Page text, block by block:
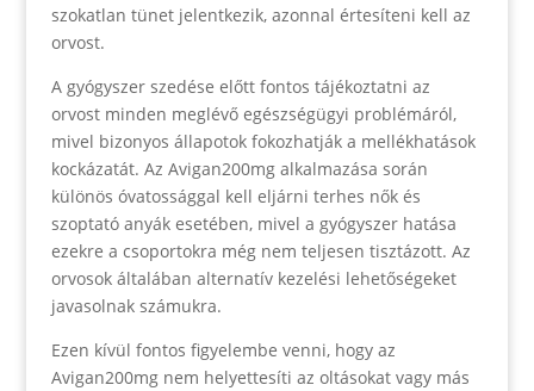
szokatlan tünet jelentkezik, azonnal értesíteni kell az
orvost.
A gyógyszer szedése előtt fontos tájékoztatni az
orvost minden meglévő egészségügyi problémáról,
mivel bizonyos állapotok fokozhatják a mellékhatások
kockázatát. Az Avigan200mg alkalmazása során
különös óvatossággal kell eljárni terhes nők és
szoptató anyák esetében, mivel a gyógyszer hatása
ezekre a csoportokra még nem teljesen tisztázott. Az
orvosok általában alternatív kezelési lehetőségeket
javasolnak számukra.
Ezen kívül fontos figyelembe venni, hogy az
Avigan200mg nem helyettesíti az oltásokat vagy más